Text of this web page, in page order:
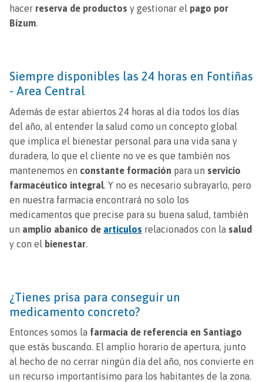
hacer reserva de productos y gestionar el pago por
Bizum.
Siempre disponibles las 24 horas en Fontiñas
- Area Central
Además de estar abiertos 24 horas al día todos los días
del año, al entender la salud como un concepto global
que implica el bienestar personal para una vida sana y
duradera, lo que el cliente no ve es que también nos
mantenemos en constante formación para un servicio
farmacéutico integral . Y no es necesario subrayarlo, pero
en nuestra farmacia encontrará no solo los
medicamentos que precise para su buena salud, también
un amplio abanico de artículos relacionados con la salud
y con el
bienestar
¿Tienes prisa para conseguir un
medicamento concreto?
Entonces somos la farmacia de referencia en Santiago
que estás buscando. El amplio horario de apertura, junto
al hecho de no cerrar ningún día del año, nos convierte en
un recurso importantísimo para los habitantes de la zona.